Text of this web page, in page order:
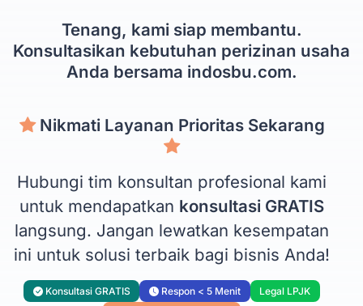
Tenang, kami siap membantu.
Konsultasikan kebutuhan perizinan usaha
Anda bersama indosbu.com.
Nikmati Layanan Prioritas Sekarang
Hubungi tim konsultan profesional kami
untuk mendapatkan konsultasi GRATIS
langsung. Jangan lewatkan kesempatan
ini untuk solusi terbaik bagi bisnis Anda!
Konsultasi GRATIS Respon < 5 Menit
Legal LPJK